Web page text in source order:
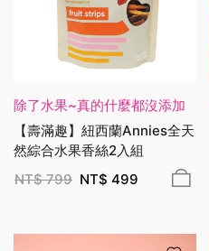
除了水果~真的什麼都沒添加
【壽滿趣】紐西蘭Annies全天
然綜合水果香絲2入組
NT$799 NT$ 499